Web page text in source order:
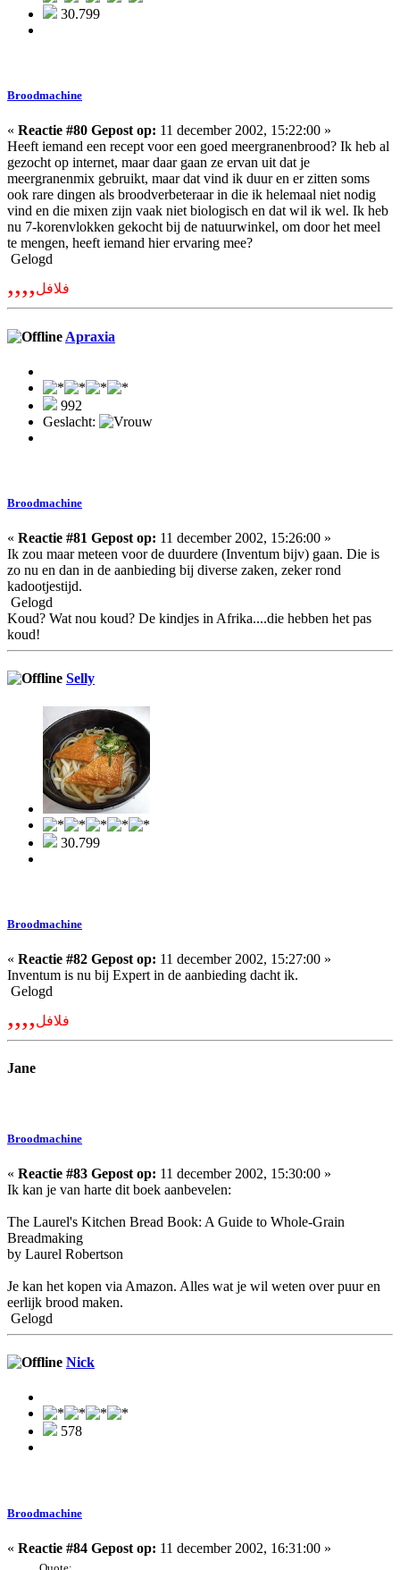
30.799
Broodmachine
« Reactie #80 Gepost op: 11 december 2002, 15:22:00 »
Heeft iemand een recept voor een goed meergranenbrood? Ik heb al
gezocht op internet, maar daar gaan ze ervan uit dat je
meergranenmix gebruikt, maar dat vind ik duur en er zitten soms
ook rare dingen als broodverbeteraar in die ik helemaal niet nodig
vind en die mixen zijn vaak niet biologisch en dat wil ik wel. Ik heb
nu 7-korenvlokken gekocht bij de natuurwinkel, om door het meel
te mengen, heeft iemand hier ervaring mee?
Gelogd
,,,,فلافل
Apraxia
992
Geslacht:
Broodmachine
« Reactie #81 Gepost op: 11 december 2002, 15:26:00 »
Ik zou maar meteen voor de duurdere (Inventum bijv) gaan. Die is
zo nu en dan in de aanbieding bij diverse zaken, zeker rond
kadootjestijd.
Gelogd
Koud? Wat nou koud? De kindjes in Afrika....die hebben het pas
koud!
Selly
30.799
Broodmachine
« Reactie #82 Gepost op: 11 december 2002, 15:27:00 »
Inventum is nu bij Expert in de aanbieding dacht ik.
Gelogd
,,,,فلافل
Jane
Broodmachine
« Reactie #83 Gepost op: 11 december 2002, 15:30:00 »
Ik kan je van harte dit boek aanbevelen:
The Laurel's Kitchen Bread Book: A Guide to Whole-Grain
Breadmaking
by Laurel Robertson
Je kan het kopen via Amazon. Alles wat je wil weten over puur en
eerlijk brood maken.
Gelogd
Nick
578
Broodmachine
« Reactie #84 Gepost op: 11 december 2002, 16:31:00 »